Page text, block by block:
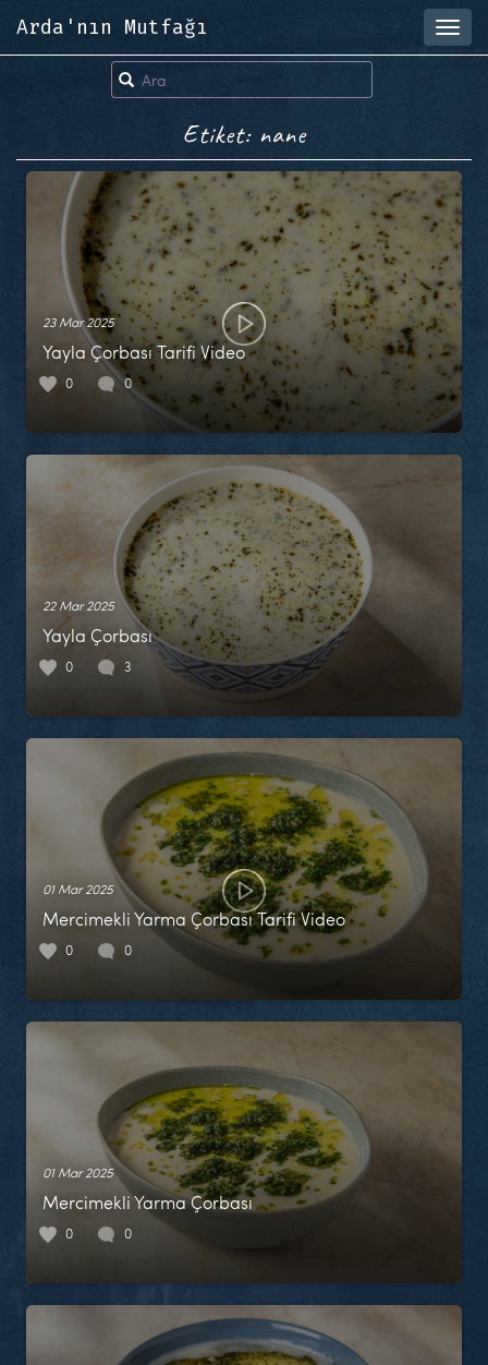
Arda'nın Mutfağı
Etiket: nane
23 Mar 2025
Yayla Çorbası Tarifi Video
0 0
22 Mar 2025
Yayla Çorbası
0 3
01 Mar 2025
Mercimekli Yarma Çorbası Tarifi Video
0 0
01 Mar 2025
Mercimekli Yarma Çorbası
0 0